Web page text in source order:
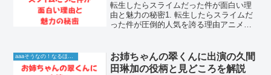
転生したらスライムだった件が面白い理
由と魅力の秘密1. 転生したらスライムだ
った件が圧倒的人気を誇る理由アニメや
これほどまでに多くのファンを熱狂させ
るのでしょうか。その...
aaaそうなの！なるほど！情報
お姉ちゃんの翠くんに出演の久間
田琳加の役柄と見どころを解説